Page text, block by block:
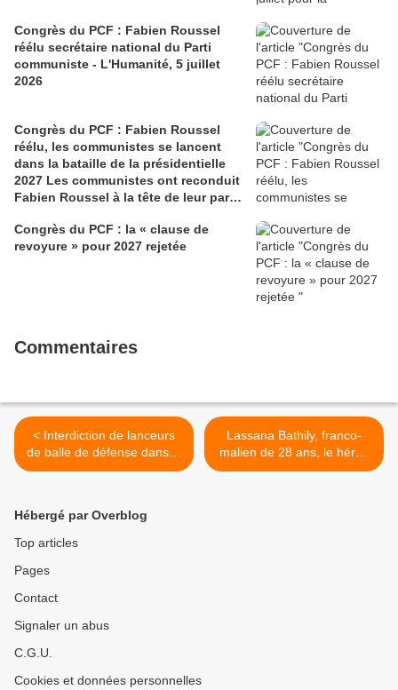
Congrès du PCF : Fabien Roussel
réélu secrétaire national du Parti
communiste - L'Humanité, 5 juillet
2026
Congrès du PCF : Fabien Roussel
réélu, les communistes se lancent
dans la bataille de la présidentielle
2027 Les communistes ont reconduit
Fabien Roussel à la tête de leur parti,
Lille. Le secrétaire national, dont la
candidature devrait être officialisée le
Congrès du PCF : la « clause de
revoyure » pour 2027 rejetée
Commentaires
< Interdiction de lanceurs
de balle de défense dans le
cadre du maintien de l’ordre
Prunaud, sénatrice
communiste des Côtes
Lassana Bathily, franco-
malien de 28 ans, le héros
de l'hyper-casher, président
Hébergé par Overblog
Top articles
Pages
Contact
Signaler un abus
C.G.U.
Cookies et données personnelles